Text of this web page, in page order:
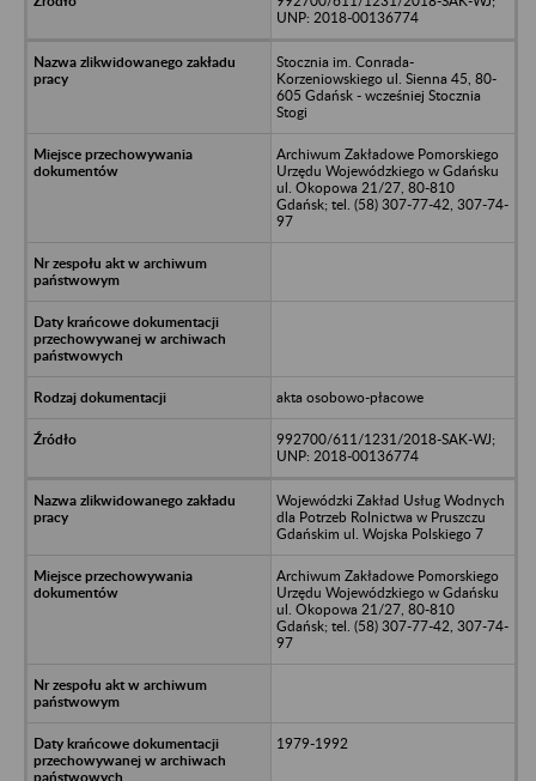
UNP: 2018-00136774
Stocznia im. Conrada-
Korzeniowskiego ul. Sienna 45, 80-
605 Gdańsk - wcześniej Stocznia
Stogi
Archiwum Zakładowe Pomorskiego
Urzędu Wojewódzkiego w Gdańsku
ul. Okopowa 21/27, 80-810
Gdańsk; tel. (58) 307-77-42, 307-74-
97
akta osobowo-płacowe
992700/611/1231/2018-SAK-WJ;
UNP: 2018-00136774
Wojewódzki Zakład Usług Wodnych
dla Potrzeb Rolnictwa w Pruszczu
Gdańskim ul. Wojska Polskiego 7
Archiwum Zakładowe Pomorskiego
Urzędu Wojewódzkiego w Gdańsku
ul. Okopowa 21/27, 80-810
Gdańsk; tel. (58) 307-77-42, 307-74-
97
1979-1992